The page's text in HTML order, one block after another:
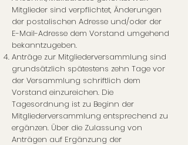
Mitglieder sind verpflichtet, Änderungen
der postalischen Adresse und/oder der
E-Mail-Adresse dem Vorstand umgehend
bekanntzugeben.
Anträge zur Mitgliederversammlung sind
grundsätzlich spätestens zehn Tage vor
der Versammlung schriftlich dem
Vorstand einzureichen. Die
Tagesordnung ist zu Beginn der
Mitgliederversammlung entsprechend zu
ergänzen. Über die Zulassung von
Anträgen auf Ergänzung der